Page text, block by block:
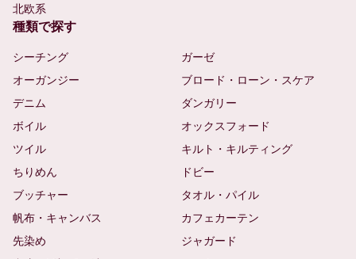
北欧系
種類で探す
シーチング
ガーゼ
オーガンジー
ブロード・ローン・スケア
デニム
ダンガリー
ボイル
オックスフォード
ツイル
キルト・キルティング
ちりめん
ドビー
ブッチャー
タオル・パイル
帆布・キャンバス
カフェカーテン
先染め
ジャガード